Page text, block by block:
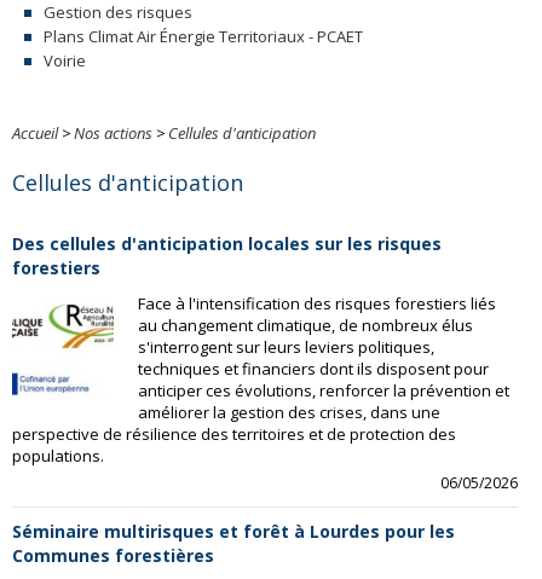
Gestion des risques
Plans Climat Air Énergie Territoriaux - PCAET
Voirie
Accueil>Nos actions > Cellules d'anticipation
Cellules d'anticipation
Des cellules d'anticipation locales sur les risques
forestiers
Face à l'intensification des risques forestiers liés
au changement climatique, de nombreux élus
s'interrogent sur leurs leviers politiques,
techniques et financiers dont ils disposent pour
anticiper ces évolutions, renforcer la prévention et
améliorer la gestion des crises, dans une
perspective de résilience des territoires et de protection des
populations.
06/05/2026
Séminaire multirisques et forêt à Lourdes pour les
Communes forestières